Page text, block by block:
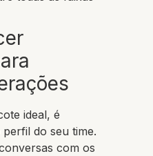
ideal, é
do seu time.
com os